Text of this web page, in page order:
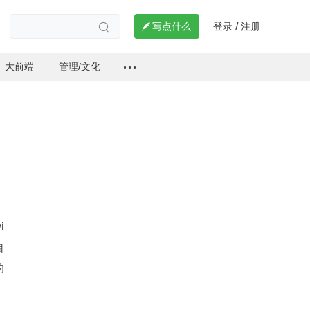
  写点什么 登录 / 注册
大前端 管理/文化